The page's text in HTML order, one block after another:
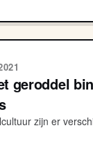
geroddel
zijn er